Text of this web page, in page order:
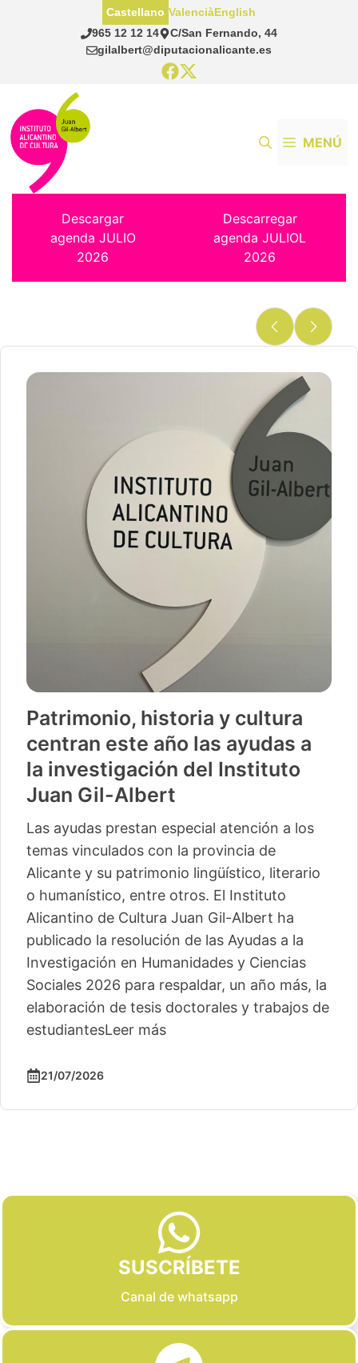
965 12 12 14
C/San Fernando, 44
gilalbert@diputacionalicante.es
Castellano ValenciàEnglish
MENÚ
Descargar
agenda JULIO
2026
Descarregar
agenda JULIOL
2026
Patrimonio, historia y cultura
centran este año las ayudas a
la investigación del Instituto
Juan Gil-Albert
Las ayudas prestan especial atención a los
temas vinculados con la provincia de
Alicante y su patrimonio lingüístico, literario
o humanístico, entre otros. El Instituto
Alicantino de Cultura Juan Gil-Albert ha
publicado la resolución de las Ayudas a la
Investigación en Humanidades y Ciencias
Sociales 2026 para respaldar, un año más, la
elaboración de tesis doctorales y trabajos de
estudiantesLeer más
21/07/2026
SUSCRÍBETE
Canal de whatsapp